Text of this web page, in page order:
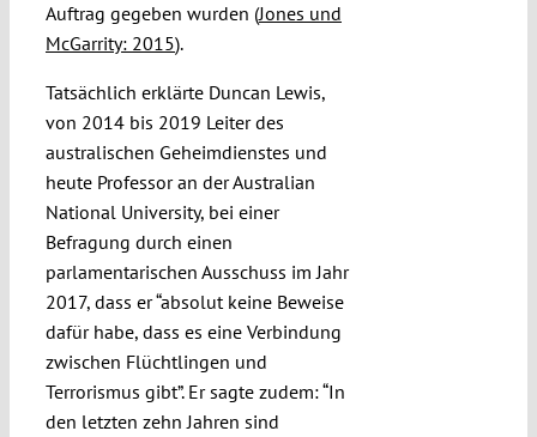
Auftrag gegeben wurden (Jones und
McGarrity: 2015).
Tatsächlich erklärte Duncan Lewis,
von 2014 bis 2019 Leiter des
australischen Geheimdienstes und
heute Professor an der Australian
National University, bei einer
Befragung durch einen
parlamentarischen Ausschuss im Jahr
2017, dass er “absolut keine Beweise
dafür habe, dass es eine Verbindung
zwischen Flüchtlingen und
Terrorismus gibt”. Er sagte zudem: “In
den letzten zehn Jahren sind